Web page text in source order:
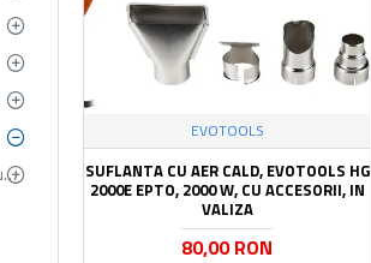
Accesorii scule electrice si consumabile
EVOTOOLS
SUFLANTA CU AER CALD, EVOTOOLS HG
2000E EPTO, 2000 W, CU ACCESORII, IN
VALIZA
80,00 RON